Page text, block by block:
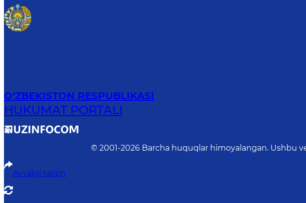
O‘ZBEKISTON RESPUBLIKASI
HUKUMAT PORTALI
© 2001-2026 Barcha huquqlar himoyalangan. Ushbu
Avvalgi talqin